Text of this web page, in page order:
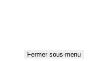
Fermer sous-menu